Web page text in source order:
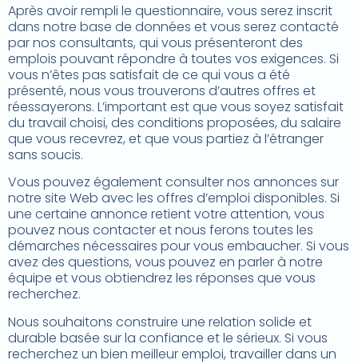
Après avoir rempli le questionnaire, vous serez inscrit
dans notre base de données et vous serez contacté
par nos consultants, qui vous présenteront des
emplois pouvant répondre à toutes vos exigences. Si
vous n’êtes pas satisfait de ce qui vous a été
présenté, nous vous trouverons d’autres offres et
réessayerons. L’important est que vous soyez satisfait
du travail choisi, des conditions proposées, du salaire
que vous recevrez, et que vous partiez à l’étranger
sans soucis.
Vous pouvez également consulter nos annonces sur
notre site Web avec les offres d’emploi disponibles. Si
une certaine annonce retient votre attention, vous
pouvez nous contacter et nous ferons toutes les
démarches nécessaires pour vous embaucher. Si vous
avez des questions, vous pouvez en parler à notre
équipe et vous obtiendrez les réponses que vous
recherchez.
Nous souhaitons construire une relation solide et
durable basée sur la confiance et le sérieux. Si vous
recherchez un bien meilleur emploi, travailler dans un